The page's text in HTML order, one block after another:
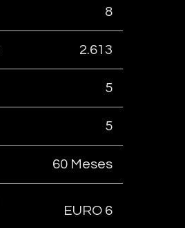
8
2.613
5
5
60 Meses
EURO 6